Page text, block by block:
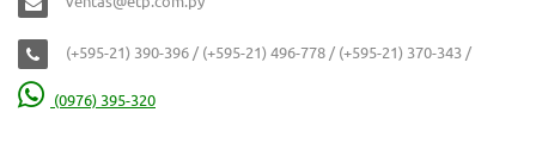
(+595-21) 390-396 / (+595-21) 496-778 / (+595-21) 370-343 /
(0976) 395-320